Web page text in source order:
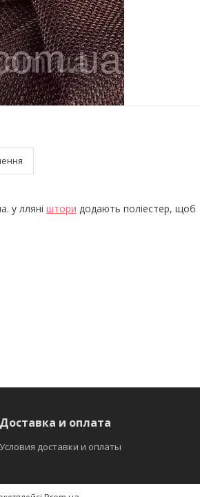
у лляні штори додають поліестер, щоб
Доставка и оплата
Условия доставки и оплаты